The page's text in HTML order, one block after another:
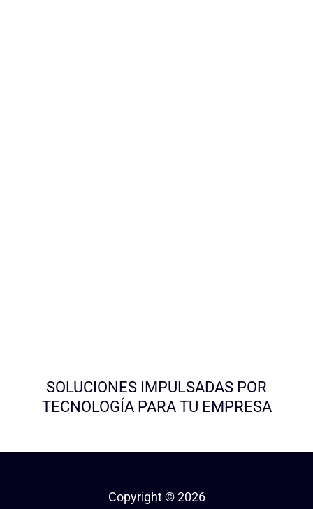
SOLUCIONES IMPULSADAS POR
TECNOLOGÍA PARA TU EMPRESA
Copyright © 2026